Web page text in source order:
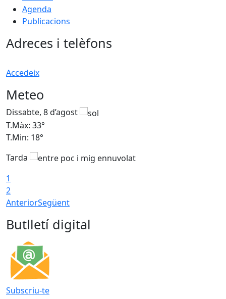
Agenda
Publicacions
Adreces i telèfons
Accedeix
Meteo
Dissabte, 8 d’agost
T.Màx: 33°
T.Min: 18°
Tarda
1
2
AnteriorSegüent
Butlletí digital
Subscriu-te